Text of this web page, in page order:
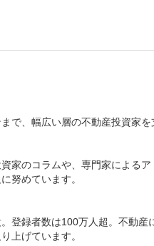
で、幅広い層の不動産投資家を
家のコラムや、専門家によるア
努めています。
登録者数は100万人超。不動産
上げています。